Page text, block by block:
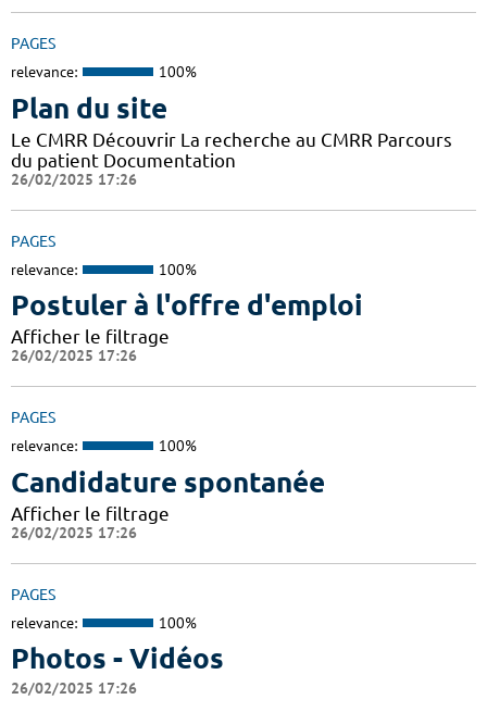
PAGES
relevance: 100%
Plan du site
Le CMRR Découvrir La recherche au CMRR Parcours
du patient Documentation
26/02/2025 17:26
PAGES
relevance: 100%
Postuler à l'offre d'emploi
Afficher le filtrage
26/02/2025 17:26
PAGES
relevance: 100%
Candidature spontanée
Afficher le filtrage
26/02/2025 17:26
PAGES
relevance: 100%
Photos - Vidéos
26/02/2025 17:26